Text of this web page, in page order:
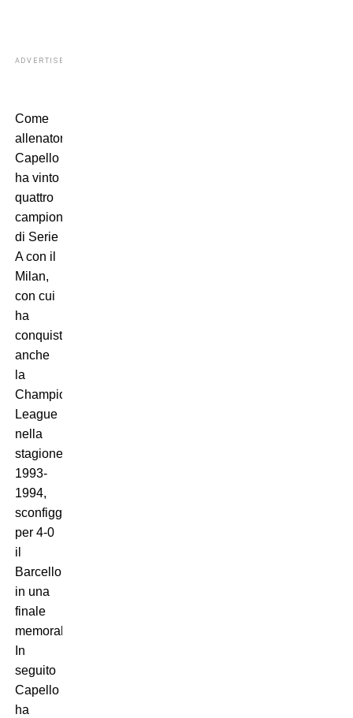
ADVERTISEMENT
Come
allenatore,
Capello
ha vinto
quattro
campionati
di Serie
A con il
Milan,
con cui
ha
conquistato
anche
la
Champions
League
nella
stagione
1993-
1994,
sconfiggendo
per 4-0
il
Barcellona
in una
finale
memorabile.
In
seguito
Capello
ha